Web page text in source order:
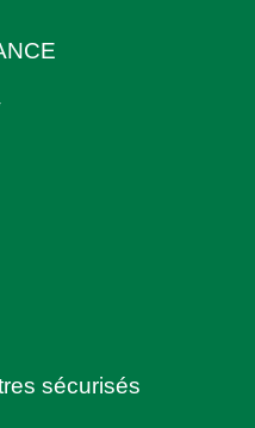
sécurisés